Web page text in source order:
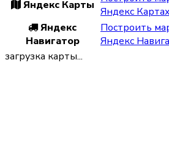
Яндекс Карты Яндекс Картах
Яндекс
Навигатор
Построить
Яндекс
загрузка карты...